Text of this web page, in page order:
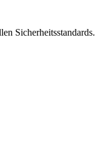
Sicherheitsstandards.